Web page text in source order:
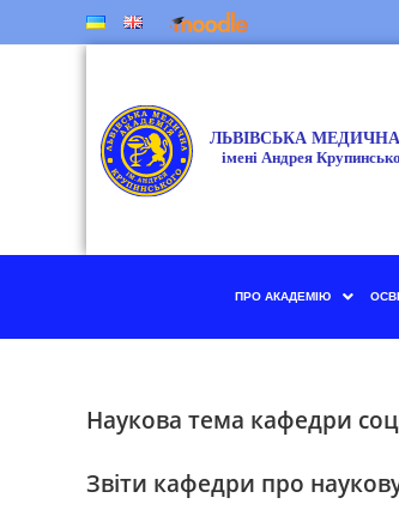
ПРО АКАДЕМІЮ
Наукова тема кафедри
Звіти кафедри про наукову